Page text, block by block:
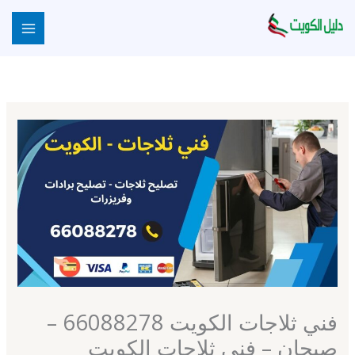
إلى
فني ثلاجات الكويت 66088278 –
صبحان – فني ثلاجات الكويت